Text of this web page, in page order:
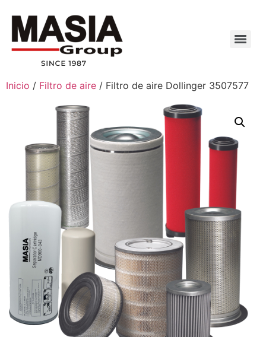
Inicio / Filtro de aire / Filtro de aire Dollinger 3507577